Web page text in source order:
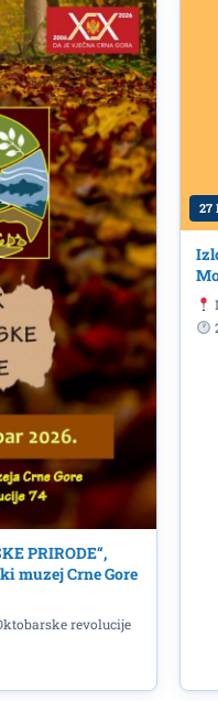
Boljević
PRIRODE“,
muzej Crne Gore
revolucije
27